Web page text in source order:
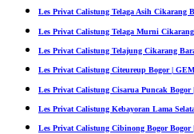
Les Privat Calistung Telaga Asih Cikarang
Les Privat Calistung Telaga Murni
Les Privat Calistung Telajung Cikarang
Les Privat Calistung Citeureup Bogor |
Les Privat Calistung Cisarua Puncak Bogor
Les Privat Calistung Kebayoran Lama
Les Privat Calistung Cibinong Bogor Bogor